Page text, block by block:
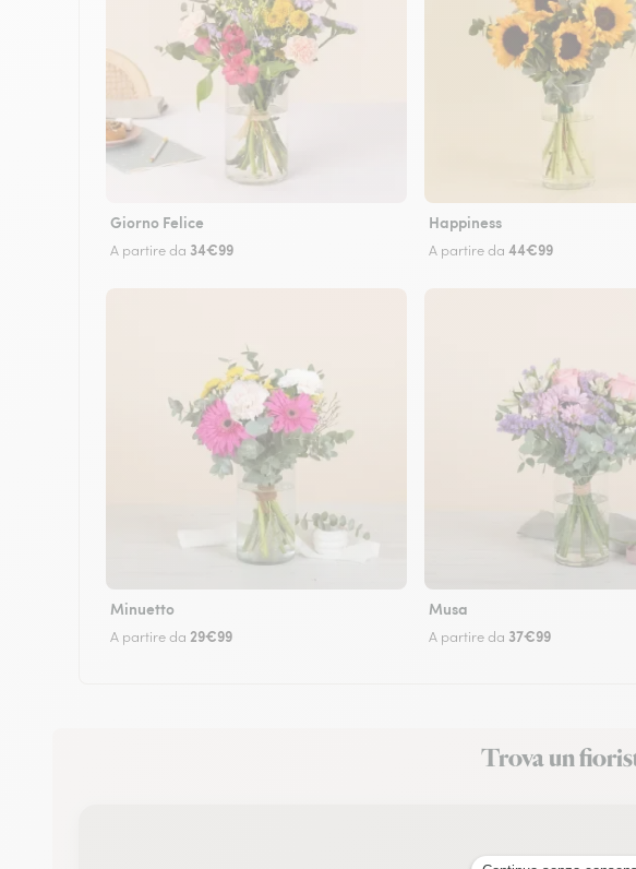
Giorno Felice
A partire da 34€99
Happiness
A partire da 44€99
Minuetto
A partire da 29€99
Musa
A partire da 37€99
Trova un